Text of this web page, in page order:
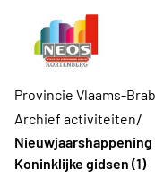
Provincie Vlaams-
Archief activiteiten/
Nieuwjaarshappening
Koninklijke gidsen (1)